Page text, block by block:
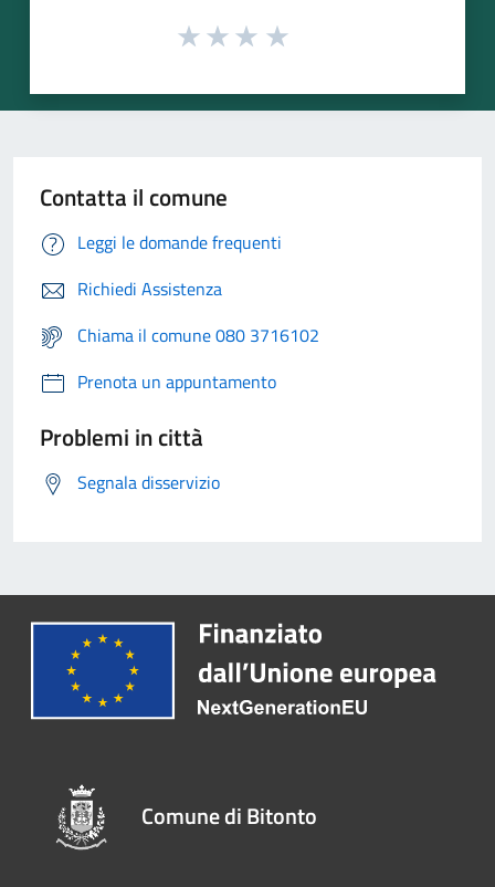
Contatta il comune
Leggi le domande frequenti
Richiedi Assistenza
Chiama il comune 080 3716102
Prenota un appuntamento
Problemi in città
Segnala disservizio
Comune di Bitonto